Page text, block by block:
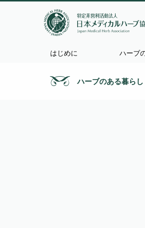
はじめに ハーブ
ハーブのある暮らし